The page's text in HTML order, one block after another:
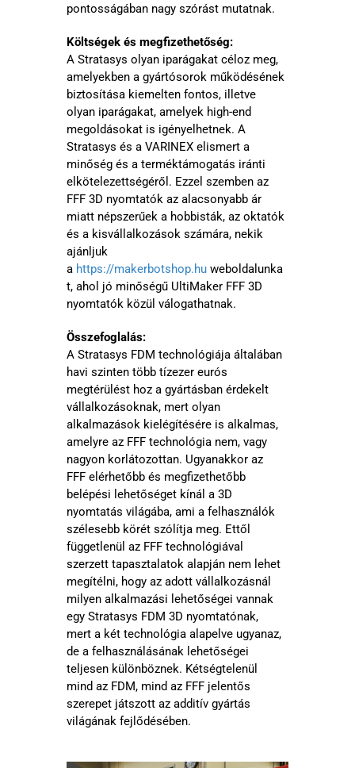
pontosságában nagy szórást mutatnak.
Költségek és megfizethetőség:
A Stratasys olyan iparágakat céloz meg,
amelyekben a gyártósorok működésének
biztosítása kiemelten fontos, illetve
olyan iparágakat, amelyek high-end
megoldásokat is igényelhetnek. A
Stratasys és a VARINEX elismert a
minőség és a terméktámogatás iránti
elkötelezettségéről. Ezzel szemben az
FFF 3D nyomtatók az alacsonyabb ár
miatt népszerűek a hobbisták, az oktatók
és a kisvállalkozások számára, nekik
ajánljuk
a https://makerbotshop.hu weboldalunka
t, ahol jó minőségű UltiMaker FFF 3D
nyomtatók közül válogathatnak.
Összefoglalás:
A Stratasys FDM technológiája általában
havi szinten több tízezer eurós
megtérülést hoz a gyártásban érdekelt
vállalkozásoknak, mert olyan
alkalmazások kielégítésére is alkalmas,
amelyre az FFF technológia nem, vagy
nagyon korlátozottan. Ugyanakkor az
FFF elérhetőbb és megfizethetőbb
belépési lehetőséget kínál a 3D
nyomtatás világába, ami a felhasználók
szélesebb körét szólítja meg. Ettől
függetlenül az FFF technológiával
szerzett tapasztalatok alapján nem lehet
megítélni, hogy az adott vállalkozásnál
milyen alkalmazási lehetőségei vannak
egy Stratasys FDM 3D nyomtatónak,
mert a két technológia alapelve ugyanaz,
de a felhasználásának lehetőségei
teljesen különböznek. Kétségtelenül
mind az FDM, mind az FFF jelentős
szerepet játszott az additív gyártás
világának fejlődésében.